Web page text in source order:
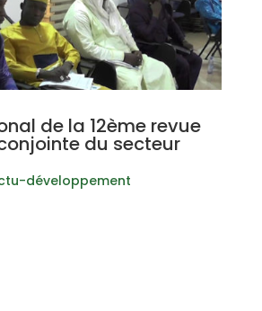
de la 12ème revue
du secteur
développement